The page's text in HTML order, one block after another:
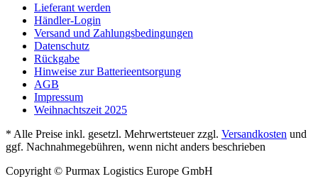
Lieferant werden
Händler-Login
Versand und Zahlungsbedingungen
Datenschutz
Rückgabe
Hinweise zur Batterieentsorgung
AGB
Impressum
Weihnachtszeit 2025
* Alle Preise inkl. gesetzl. Mehrwertsteuer zzgl. Versandkosten und
ggf. Nachnahmegebühren, wenn nicht anders beschrieben
Copyright © Purmax Logistics Europe GmbH